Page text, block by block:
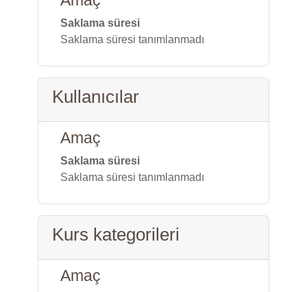
Saklama süresi
Saklama süresi tanımlanmadı
Kullanıcılar
Amaç
Saklama süresi
Saklama süresi tanımlanmadı
Kurs kategorileri
Amaç